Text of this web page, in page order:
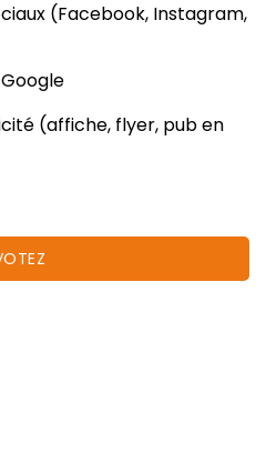
(Facebook, Instagram,
(affiche, flyer, pub en